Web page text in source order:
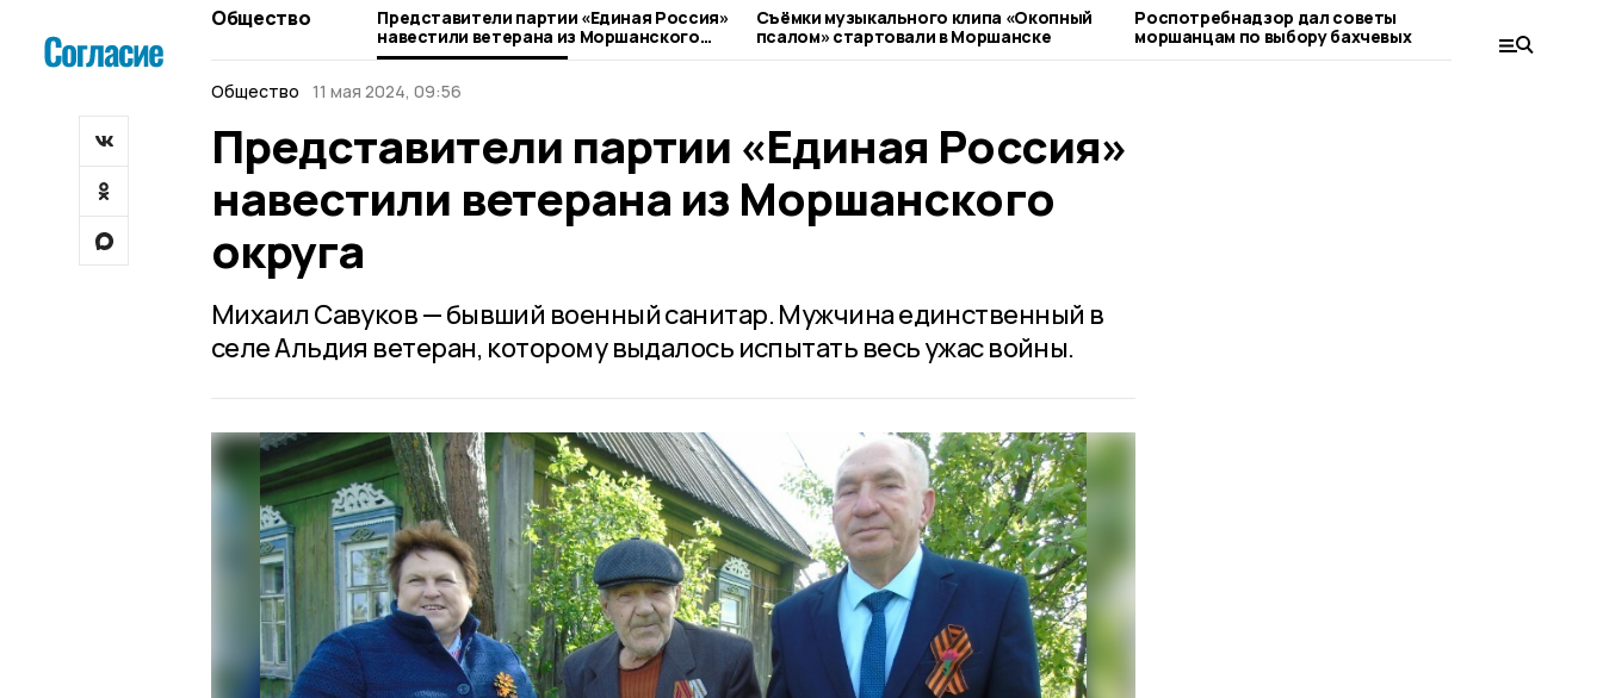
Общество
Представители партии «Единая Россия»
навестили ветерана из Моршанского
округа
Съёмки музыкального клипа «Окопный
псалом» стартовали в Моршанске
Роспотребнадзор дал советы
моршанцам по выбору бахчевых
граждан
Общество
11 мая 2024, 09:56
Представители партии «Единая Россия»
навестили ветерана из Моршанского
округа
Михаил Савуков — бывший военный санитар. Мужчина единственный в
селе Альдия ветеран, которому выдалось испытать весь ужас войны.